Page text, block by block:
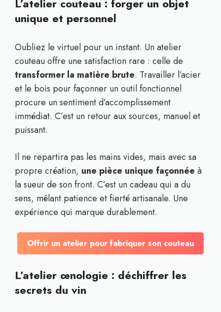
L’atelier couteau : forger un objet
unique et personnel
Oubliez le virtuel pour un instant. Un atelier
couteau offre une satisfaction rare : celle de
transformer la matière brute. Travailler l’acier
et le bois pour façonner un outil fonctionnel
procure un sentiment d’accomplissement
immédiat. C’est un retour aux sources, manuel et
puissant.
Il ne repartira pas les mains vides, mais avec sa
propre création, une pièce unique façonnée à
la sueur de son front. C’est un cadeau qui a du
sens, mêlant patience et fierté artisanale. Une
expérience qui marque durablement.
Offrir un atelier pour fabriquer son couteau
L’atelier œnologie : déchiffrer les
secrets du vin